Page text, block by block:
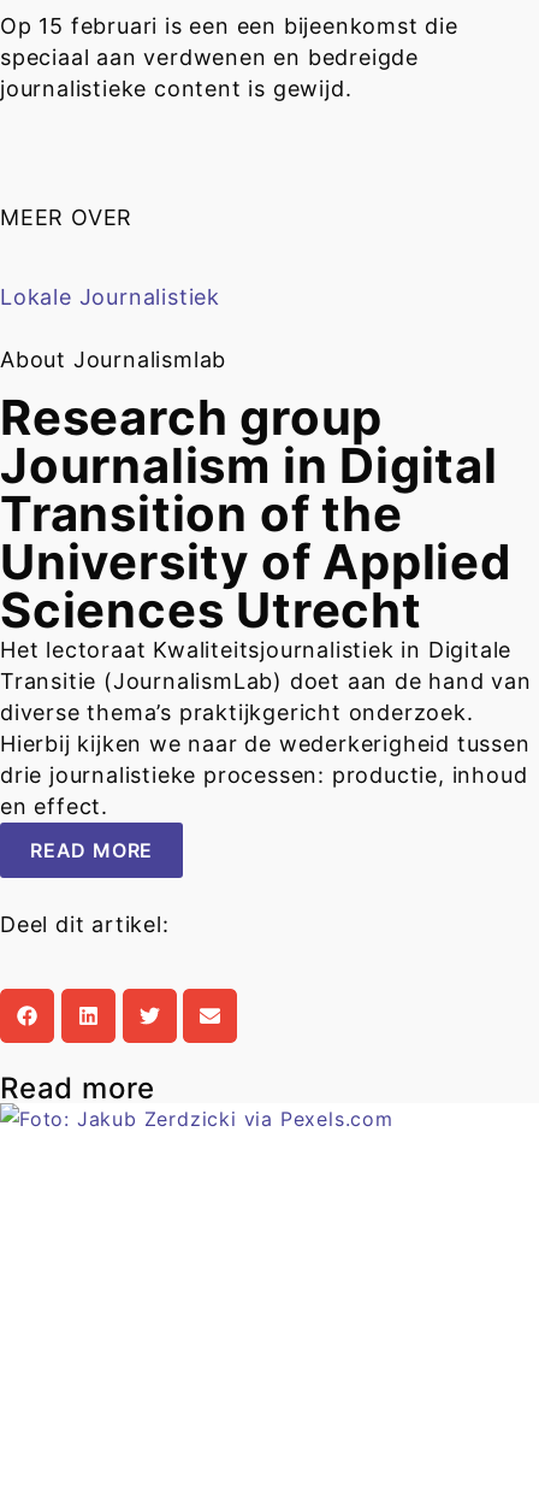
Op 15 februari is een een bijeenkomst die
speciaal aan verdwenen en bedreigde
journalistieke content is gewijd.
MEER OVER
Lokale Journalistiek
About Journalismlab
Research group
Journalism in Digital
Transition of the
University of Applied
Sciences Utrecht
Het lectoraat Kwaliteitsjournalistiek in Digitale
Transitie (JournalismLab) doet aan de hand van
diverse thema’s praktijkgericht onderzoek.
Hierbij kijken we naar de wederkerigheid tussen
drie journalistieke processen: productie, inhoud
en effect.
READ MORE
Deel dit artikel:
Read more